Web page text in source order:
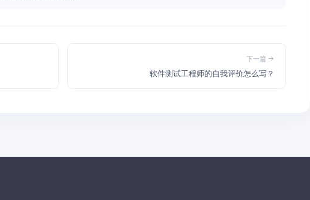
下一篇
软件测试工程师的自我评价怎么写？